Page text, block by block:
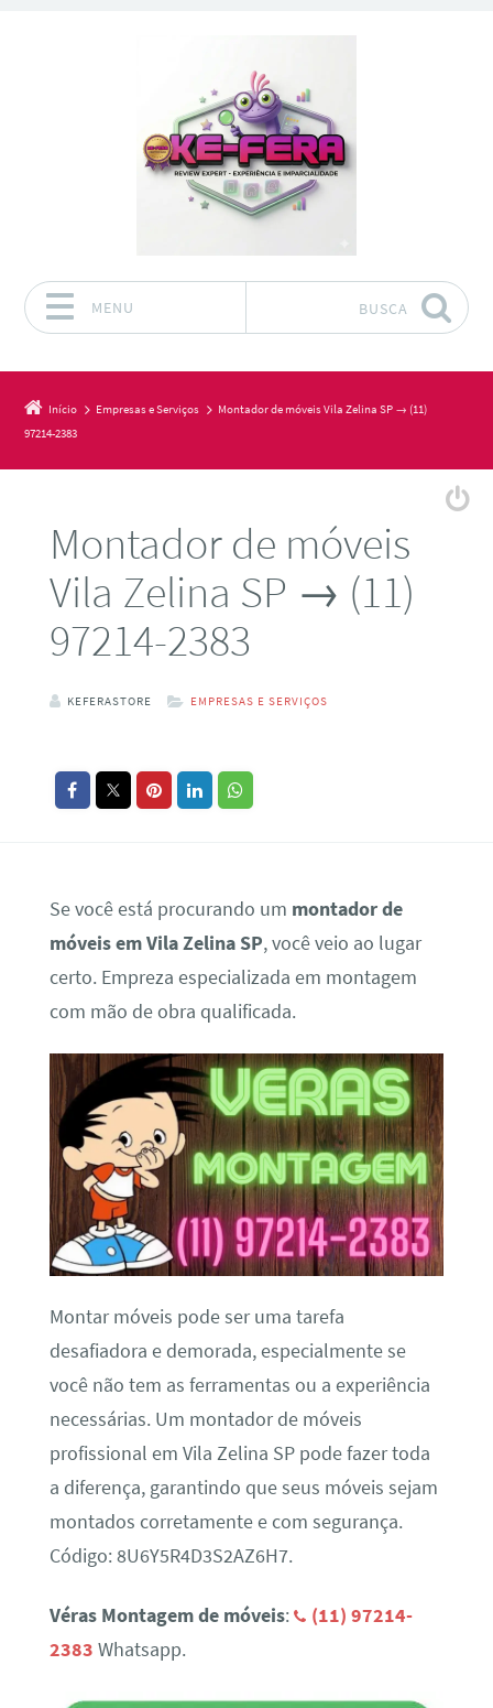
MENU BUSCA
Início Empresas e Serviços
Montador de móveis Vila Zelina SP → (11)
97214-2383
Montador de móveis
Vila Zelina SP → (11)
97214-2383
KEFERASTORE EMPRESAS E SERVIÇOS
Se você está procurando um montador de
móveis em Vila Zelina SP, você veio ao lugar
certo. Empreza especializada em montagem
com mão de obra qualificada.
Montar móveis pode ser uma tarefa
desafiadora e demorada, especialmente se
você não tem as ferramentas ou a experiência
necessárias. Um montador de móveis
profissional em Vila Zelina SP pode fazer toda
a diferença, garantindo que seus móveis sejam
montados corretamente e com segurança.
Código: 8U6Y5R4D3S2AZ6H7.
Véras Montagem de móveis:
(11) 97214-
2383 Whatsapp.